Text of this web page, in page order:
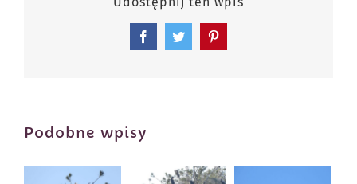
FacebookTwitterPinterest
Podobne wpisy